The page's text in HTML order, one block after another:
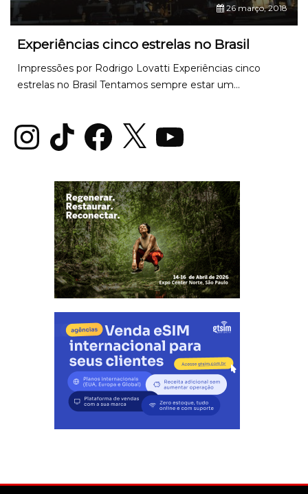
26 março, 2018
Experiências cinco estrelas no Brasil
Impressões por Rodrigo Lovatti Experiências cinco
estrelas no Brasil Tentamos sempre estar um...
InstagramTikTok Facebook
X YouTube